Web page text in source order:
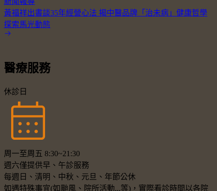
黃福祥出書談35年經營心法 揭中醫品牌「治未病」健康哲學
探索馬光動態
醫療服務
休診日
周一至周五 8:30~21:30
週六僅提供早、午診服務
每週日、清明、中秋、元旦、年節公休
如遇特殊事宜(如颱風、院所活動...等)，實際看診時間以各院